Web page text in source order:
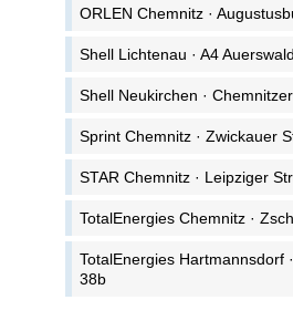
ORLEN Chemnitz ·
Shell Lichtenau · A4
Shell Neukirchen ·
Sprint Chemnitz · Zwickauer
STAR Chemnitz · Leipziger
TotalEnergies Chemnitz ·
TotalEnergies Hartmannsdorf
38b